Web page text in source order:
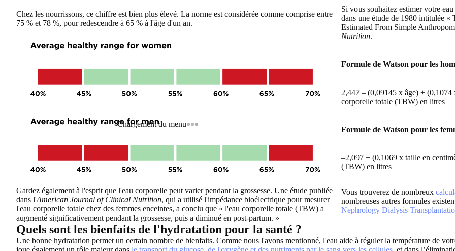
Chargement du menu
Chez les nourrissons, ce chiffre est bien plus élevé. La norme est considérée comme comprise entre
75 % et 78 %, pour redescendre à 65 % à l'âge d'un an.
Gardez également à l'esprit que l'eau corporelle peut varier pendant la grossesse. Une étude publiée
dans l'American Journal of Clinical Nutrition, qui a utilisé l'impédance bioélectrique pour mesurer
l'eau corporelle totale chez des femmes enceintes, a conclu que « l'eau corporelle totale (TBW) a
augmenté significativement pendant la grossesse, puis a diminué en post-partum. »
Si vous souhaitez estimer votre
dans une étude de 1980 intitulée
Estimated From Simple
Nutrition.
Formule de Watson pour les
2,447 – (0,09145 x âge) +
corporelle totale (TBW) en litres
Formule de Watson pour les
–2,097 + (0,1069 x taille en
(TBW) en litres
Vous trouverez de nombreux
nombreuses autres formules
Nephrology Dialysis
Quels sont les bienfaits de l'hydratation pour la santé ?
Une bonne hydratation permet un certain nombre de bienfaits. Comme nous l'avons mentionné, l'eau aide à réguler la température de